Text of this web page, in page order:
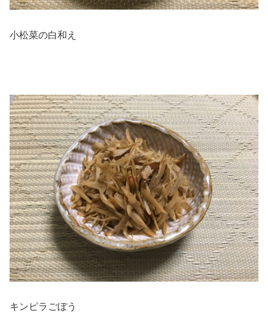
小松菜の白和え
キンピラごぼう